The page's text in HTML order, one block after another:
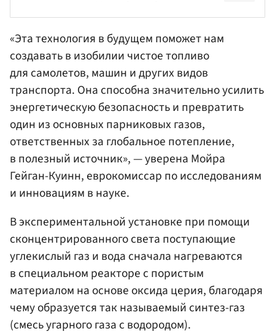
«Эта технология в будущем поможет нам
создавать в изобилии чистое топливо
для самолетов, машин и других видов
транспорта. Она способна значительно усилить
энергетическую безопасность и превратить
один из основных парниковых газов,
ответственных за глобальное потепление,
в полезный источник», — уверена Мойра
Гейган-Куинн, еврокомиссар по исследованиям
и инновациям в науке.
В экспериментальной установке при помощи
сконцентрированного света поступающие
углекислый газ и вода сначала нагреваются
в специальном реакторе с пористым
материалом на основе оксида церия, благодаря
чему образуется так называемый синтез-газ
(смесь угарного газа с водородом).